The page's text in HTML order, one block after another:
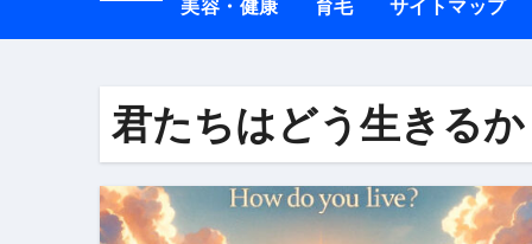
【医者が解説】このふくらはぎ
【美容】ダイエットに対する私
【1日ダイエットルーティン】
『葬送のフリーレン』の学び｜
美容・健康 育毛 サイトマップ
君たちはどう生きるか